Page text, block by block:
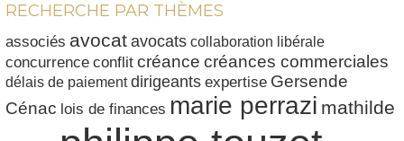
RECHERCHE PAR THÈMES
associés avocatavocats collaboration libérale
concurrence conflit créance créances commerciales
délais de paiement dirigeants expertise Gersende
Cénac lois de finances marie perrazi mathilde